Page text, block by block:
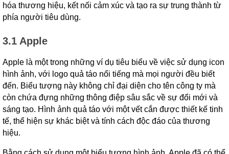
hóa thương hiệu, kết nối cảm xúc và tạo ra sự trung thành từ
phía người tiêu dùng.
3.1 Apple
Apple là một trong những ví dụ tiêu biểu về việc sử dụng icon
hình ảnh, với logo quả táo nổi tiếng mà mọi người đều biết
đến. Biểu tượng này không chỉ đại diện cho tên công ty mà
còn chứa đựng những thông điệp sâu sắc về sự đổi mới và
sáng tạo. Hình ảnh quả táo với một vết cắn được thiết kế tinh
tế, thể hiện sự khác biệt và tính cách độc đáo của thương
hiệu.